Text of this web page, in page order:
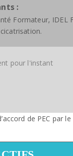
:
Formateur, IDEL
pour l'instant
de PEC par le